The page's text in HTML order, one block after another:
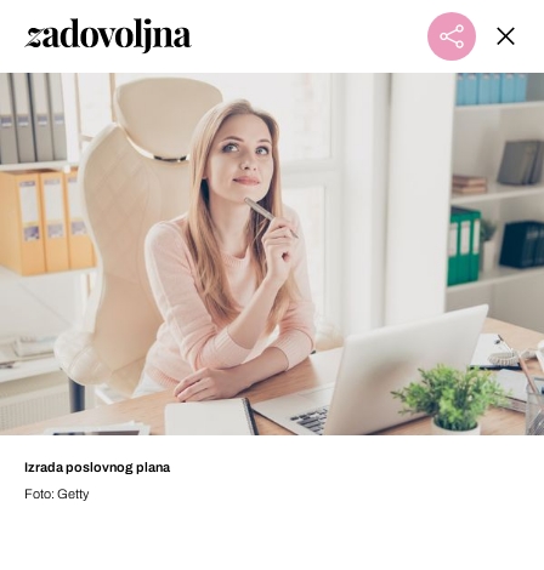
Izrada poslovnog plana
Foto: Getty